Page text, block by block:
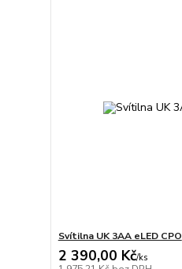
Svítilna UK 3AA eLED CPO
2 390,00 Kč/ks